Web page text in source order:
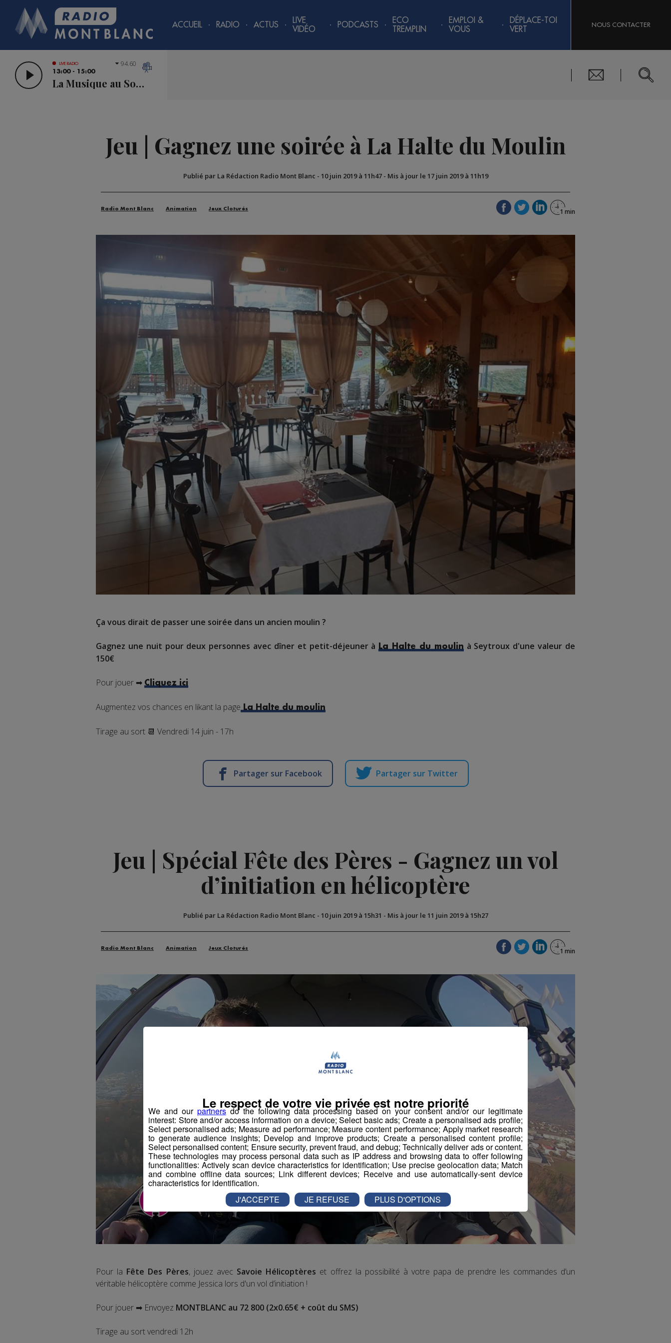
ACCUEIL RADIO ACTUS
LIVE
VIDÉO
PODCASTS
ECO
TREMPLIN
EMPLOI &
VOUS
DÉPLACE-TOI
VERT
NOUS CONTACTER
LIVE RADIO
13:00 - 15:00
La Musique au Sommet
94.60
Jeu | Gagnez une soirée à La Halte du Moulin
Publié par La Rédaction Radio Mont Blanc - 10 juin 2019 à 11h47- Mis à jour le 17 juin 2019 à 11h19
Radio Mont Blanc Animation Jeux Cloturés
Ça vous dirait de passer une soirée dans un ancien moulin ?
Gagnez une nuit pour deux personnes avec dîner et petit-déjeuner à La Halte du moulinà Seytroux d'une valeur de
150€
Pour jouer ➡ Cliquez ici
Augmentez vos chances en likant la page La Halte du moulin
Tirage au sort 📆 Vendredi 14 juin - 17h
Partager sur Facebook Partager sur Twitter
Jeu | Spécial Fête des Pères - Gagnez un vol
d’initiation en hélicoptère
Publié par La Rédaction Radio Mont Blanc - 10 juin 2019 à 15h31 - Mis à jour le 11 juin 2019 à 15h27
Radio Mont Blanc Animation Jeux Cloturés
Pour la Fête Des Pères, jouez avec Savoie Hélicoptères et offrez la possibilité à votre papa de prendre les commandes d’un
véritable hélicoptère comme Jessica lors d'un vol d’initiation !
Pour jouer ➡ Envoyez MONTBLANC au 72 800 (2x0.65€ + coût du SMS)
Tirage au sort vendredi 12h
We and our partnersdo the following data processing based on your consent and/or our legitimate
interest: Store and/or access information on a device; Select basic ads; Create a personalised ads profile;
Select personalised ads; Measure ad performance; Measure content performance; Apply market research
to generate audience insights; Develop and improve products; Create a personalised content profile;
Select personalised content; Ensure security, prevent fraud, and debug; Technically deliver ads or content.
These technologies may process personal data such as IP address and browsing data to offer following
functionalities: Actively scan device characteristics for identification; Use precise geolocation data; Match
and combine offline data sources; Link different devices; Receive and use automatically-sent device
characteristics for identification.
Le respect de votre vie privée est notre priorité
J'ACCEPTE JE REFUSE PLUS D'OPTIONS